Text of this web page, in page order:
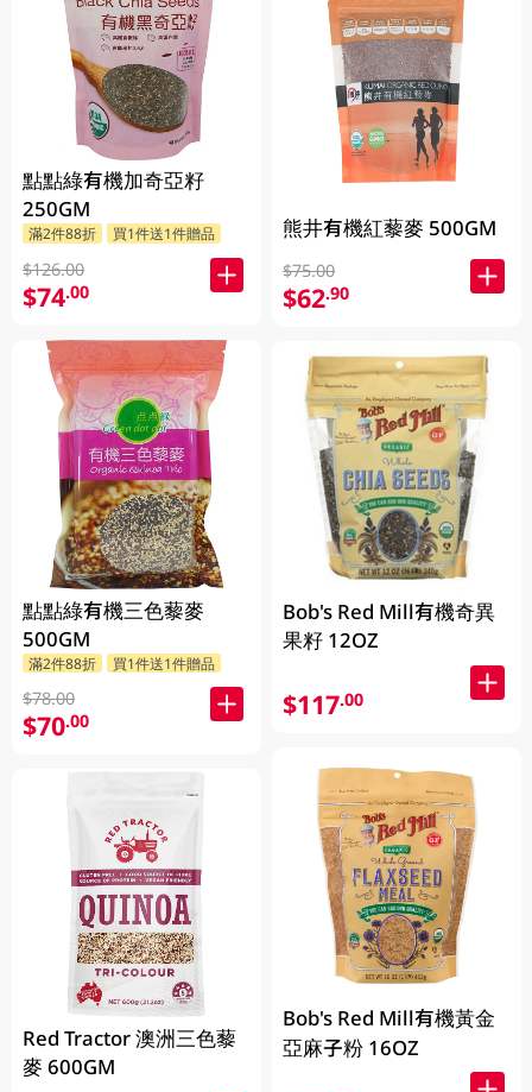
點點綠有機加奇亞籽
250GM
滿2件88折 買1件送1件贈品
$126.00
$74.00
點點綠有機三色藜麥
500GM
滿2件88折 買1件送1件贈品
$78.00
$70.00
Red Tractor 澳洲三色藜
麥 600GM
熊井有機紅藜麥 500GM
$75.00
$62.90
Bob's Red Mill有機奇異
果籽 12OZ
$117.00
Bob's Red Mill有機黃金
亞麻子粉 16OZ